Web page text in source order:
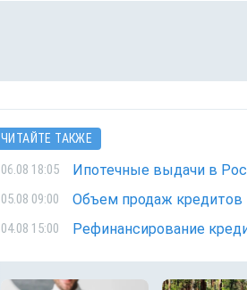
ЧИТАЙТЕ ТАКЖЕ
06.08 18:05 Ипотечные выдачи в
05.08 09:00 Объем продаж кредитов
04.08 15:00 Рефинансирование